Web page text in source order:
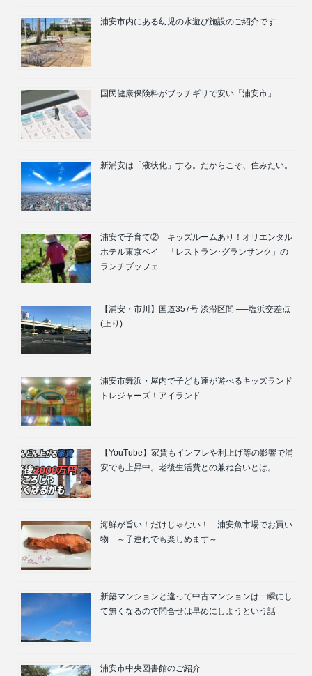
浦安市内にある幼児の水遊び施設のご紹介です
国民健康保険料がブッチギリで安い「浦安市」
新浦安は「液状化」する。だからこそ、住みたい。
浦安で子育て② キッズルームあり！オリエンタル
ホテル東京ベイ 「レストラン･グランサンク」の
ランチブッフェ
【浦安・市川】国道357号 渋滞区間 ──塩浜交差点
(上り)
浦安市舞浜・屋内で子ども達が遊べるキッズランド
トレジャーズ！アイランド
【YouTube】家賃もインフレや利上げ等の影響で浦
安でも上昇中。老後生活費との兼ね合いとは。
海鮮が旨い！だけじゃない！ 浦安魚市場でお買い
物 ～子連れでも楽しめます～
新築マンションと違って中古マンションは一瞬にし
て無くなるので問合せは早めにしようという話
浦安市中央図書館のご紹介